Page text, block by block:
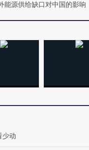
博
接产
能源供给缺口对中国的影响
少动